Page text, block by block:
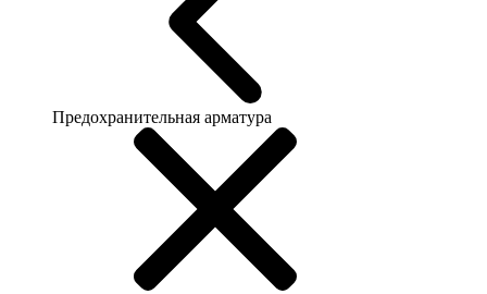
Предохранительная арматура